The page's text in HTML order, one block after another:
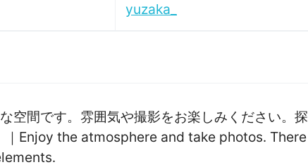
yuzaka_
空間です。雰囲気や撮影をお楽しみください。探
｜Enjoy the atmosphere and take photos․ There